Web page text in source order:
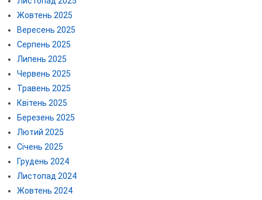
Жовтень 2025
Вересень 2025
Серпень 2025
Липень 2025
Червень 2025
Травень 2025
Квітень 2025
Березень 2025
Лютий 2025
Січень 2025
Грудень 2024
Листопад 2024
Жовтень 2024